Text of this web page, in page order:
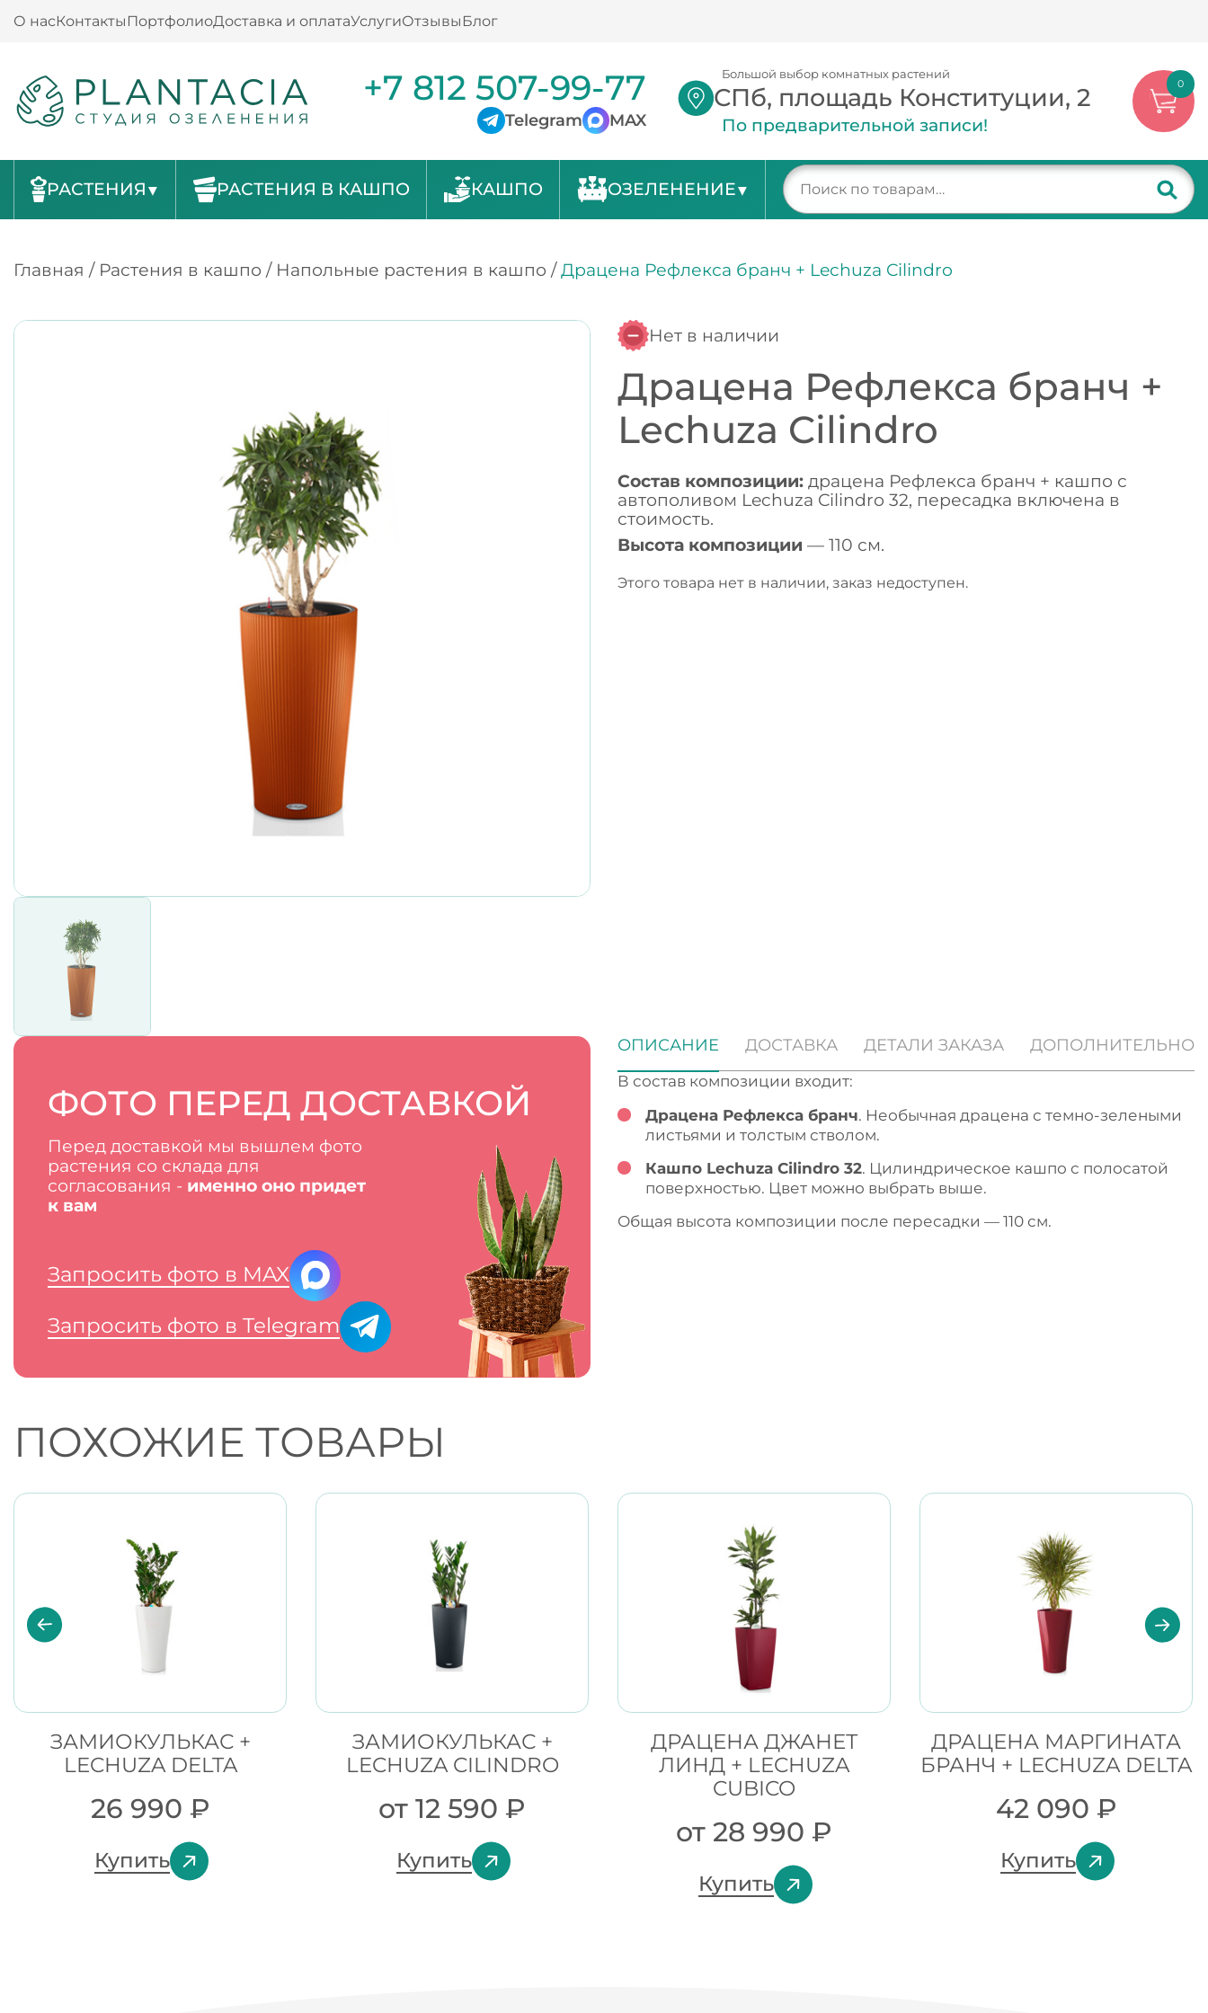
О насКонтакты ПортфолиоДоставка и оплатаУслугиОтзывы Блог
+7 812 507-99-77
Telegram MAX
Большой выбор комнатных растений
СПб, площадь Конституции, 2
По предварительной записи!
0
РАСТЕНИЯ РАСТЕНИЯ В КАШПО КАШПО ОЗЕЛЕНЕНИЕ
Главная / Растения в кашпо / Напольные растения в кашпо /Драцена Рефлекса бранч + Lechuza Cilindro
Нет в наличии
Драцена Рефлекса бранч +
Lechuza Cilindro
Состав композиции: драцена Рефлекса бранч + кашпо с
автополивом Lechuza Cilindro 32, пересадка включена в
стоимость.
Высота композиции — 110 см.
Этого товара нет в наличии, заказ недоступен.
ФОТО ПЕРЕД ДОСТАВКОЙ
Перед доставкой мы вышлем фото
растения со склада для
согласования - именно оно придет
к вам
Запросить фото в MAX
Запросить фото в Telegram
ОПИСАНИЕ ДОСТАВКА ДЕТАЛИ ЗАКАЗА ДОПОЛНИТЕЛЬНО
В состав композиции входит:
Драцена Рефлекса бранч. Необычная драцена с темно-зелеными
листьями и толстым стволом.
Кашпо Lechuza Cilindro 32. Цилиндрическое кашпо с полосатой
поверхностью. Цвет можно выбрать выше.
Общая высота композиции после пересадки — 110 см.
ПОХОЖИЕ ТОВАРЫ
ЗАМИОКУЛЬКАС +
LECHUZA DELTA
26 990 ₽
Купить
ЗАМИОКУЛЬКАС +
LECHUZA CILINDRO
от12 590 ₽
Купить
ДРАЦЕНА ДЖАНЕТ
ЛИНД + LECHUZA
CUBICO
от28 990 ₽
Купить
ДРАЦЕНА МАРГИНАТА
БРАНЧ + LECHUZA DELTA
42 090 ₽
Купить